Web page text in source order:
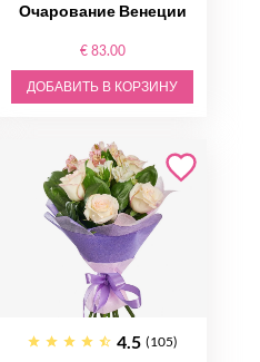
Очарование Венеции
€ 83.00
ДОБАВИТЬ В КОРЗИНУ
4.5 (105)